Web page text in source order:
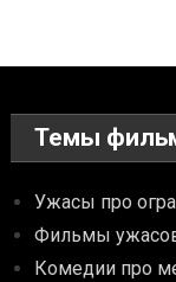
Темы
Ужасы про
Фильмы
Комедии про